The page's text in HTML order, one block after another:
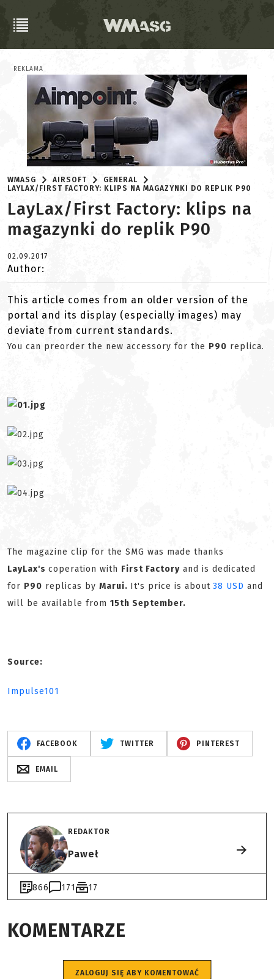
REKLAMA
WMASG AIRSOFT
GENERAL
LAYLAX/FIRST FACTORY: KLIPS NA MAGAZYNKI DO REPLIK P90
LayLax/First Factory: klips na
magazynki do replik P90
02.09.2017
Author:
This article comes from an older version of the
portal and its display (especially images) may
deviate from current standards.
You can preorder the new accessory for the P90 replica.
The magazine clip for the SMG was made thanks
LayLax's coperation with First Factory and is dedicated
for P90 replicas by Marui. It's price is about 38 USD and
will be available from 15th September.
Source:
Impulse101
FACEBOOK TWITTER PINTEREST
EMAIL
REDAKTOR
Paweł
866 171 17
KOMENTARZE
ZALOGUJ SIĘ ABY KOMENTOWAĆ